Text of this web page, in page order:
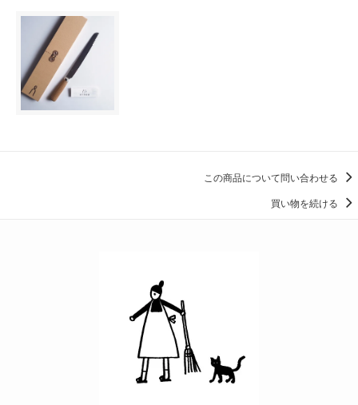
この商品について問い合わせる
買い物を続ける